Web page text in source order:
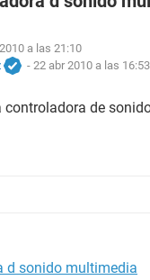
a las 21:10
- 22 abr 2010 a las 16:53
controladora de
d sonido multimedia